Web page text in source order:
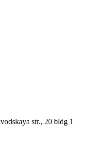
str., 20 bldg 1